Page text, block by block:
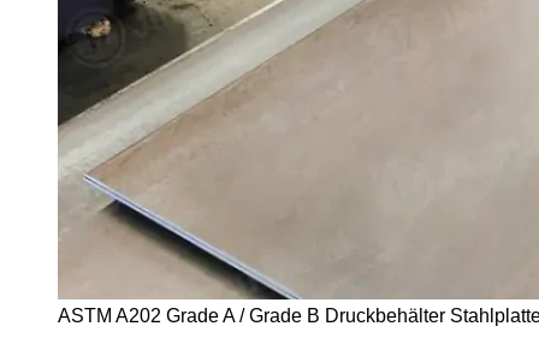
ASTM A202 Grade A / Grade B Druckbehälter